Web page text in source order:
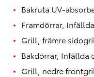
Bakruta UV-
Framdörrar,
Grill, främre
Bakdörrar, Infällda
Grill, nedre